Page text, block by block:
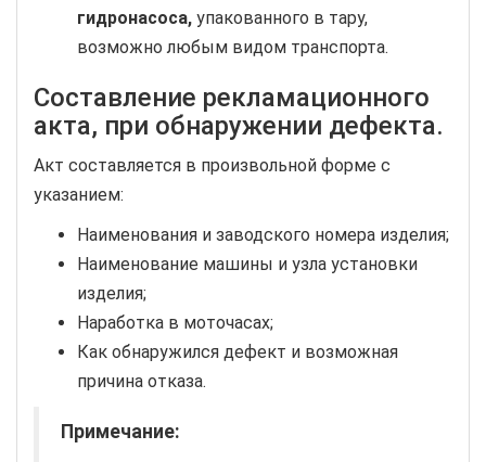
гидронасоса, упакованного в тару,
возможно любым видом транспорта.
Составление рекламационного
акта, при обнаружении дефекта.
Акт составляется в произвольной форме с
указанием:
Наименования и заводского номера изделия;
Наименование машины и узла установки
изделия;
Наработка в моточасах;
Как обнаружился дефект и возможная
причина отказа.
Примечание: